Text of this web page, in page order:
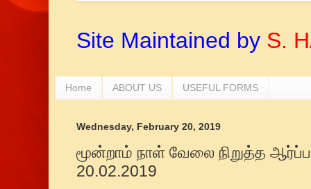
Site Maintained by S.
Home ABOUT US USEFUL FORMS
Wednesday, February 20, 2019
மூன்றாம் நாள் வேலை நிறுத்த
20.02.2019